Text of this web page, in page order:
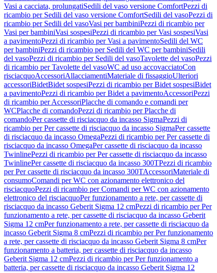
Vasi a cacciata, prolungatiSedili del vaso versione ComfortPezzi di
ricambio per Sedili del vaso versione ComfortSedili del vasoPezzi di
ricambio per Sedili del vasoVasi per bambiniPezzi di ricambio per
Vasi per bambiniVasi sospesiPezzi di ricambio per Vasi sospesiVasi
a pavimentoPezzi di ricambio per Vasi a pavimentoSedili del WC
per bambiniPezzi di ricambio per Sedili del WC per bambiniSedili
del vasoPezzi di ricambio per Sedili del vasoTavolette del vasoPezzi
di ricambio per Tavolette del vasoWC ad uso accovacciatoCon
risciacquoAccessoriAllacciamentiMateriale di fissaggioUlteriori
accessoriBidetBidet sospesiPezzi di ricambio per Bidet sospesiBidet
a pavimentoPezzi di ricambio per Bidet a pavimentoAccessoriPezzi
di ricambio per AccessoriPlacche di comando e comandi per
WCPlacche di comandoPezzi di ricambio per Placche di
comandoPer cassette di risciacquo da incasso SigmaPezzi di
ricambio per Per cassette di risciacquo da incasso SigmaPer cassette
di risciacquo da incasso OmegaPezzi di ricambio per Per cassette di
risciacquo da incasso OmegaPer cassette di risciacquo da incasso
TwinlinePezzi di ricambio per Per cassette di risciacquo da incasso
TwinlinePer cassette di risciacquo da incasso 300TPezzi di ricambio
per Per cassette di risciacquo da incasso 300TAccessoriMateriale di
consumoComandi per WC con azionamento elettronico del
risciacquoPezzi di ricambio per Comandi per WC con azionamento
elettronico del risciacquoPer funzionamento a rete, per cassette di
risciacquo da incasso Geberit Sigma 12 cmPezzi di ricambio per Per
funzionamento a rete, per cassette di risciacquo da incasso Geberit
Sigma 12 cmPer funzionamento a rete, per cassette di risciacquo da
incasso Geberit Sigma 8 cmPezzi di ricambio per Per funzionamento
a rete, per cassette di risciacquo da incasso Geberit Sigma 8 cmPer
funzionamento a batteria, per cassette di risciacquo da incasso
Geberit Sigma 12 cmPezzi di ricambio per Per funzionamento a
batteria, per cassette di risciacquo da incasso Geberit Sigma 12